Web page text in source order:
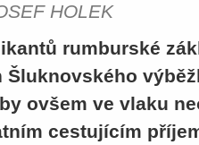
HOLEK
rumburské
ovšem ve vlaku
cestujícím